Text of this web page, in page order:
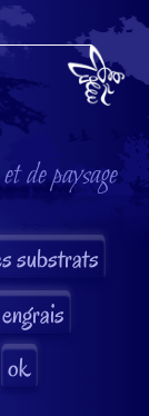
de paysage
substrats